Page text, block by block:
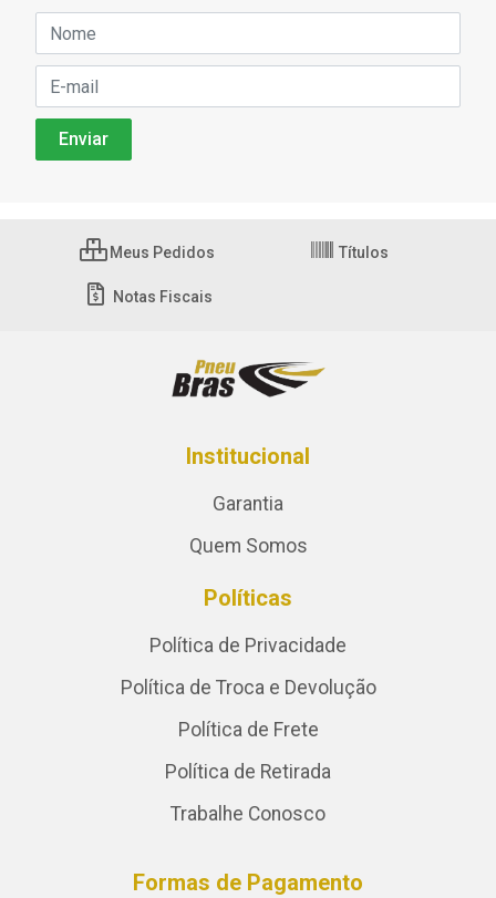
Meus Pedidos Títulos
Notas Fiscais
Institucional
Garantia
Quem Somos
Políticas
Política de Privacidade
Política de Troca e Devolução
Política de Frete
Política de Retirada
Trabalhe Conosco
Formas de Pagamento